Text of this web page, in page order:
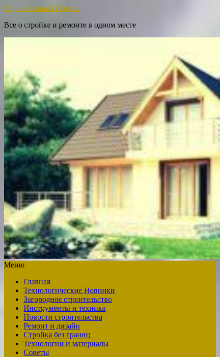
Строительный Портал
Все о стройке и ремонте в одном месте
Меню
Главная
Технологические Новинки
Загородное строительство
Инструменты и техника
Новости строительства
Ремонт и дизайн
Стройка без границ
Технологии и материалы
Советы